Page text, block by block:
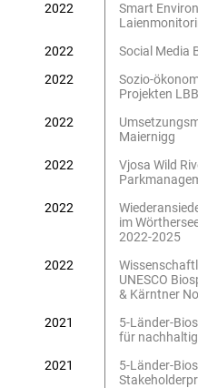
2022
Smart
2022
Social Media
2022
Sozio-
Projekten
2022
Maiernigg
2022
Vjosa Wild
2022
im
2022-2025
2022
UNESCO
& Kärntner
2021
5-Länder-
für
2021
5-Länder-